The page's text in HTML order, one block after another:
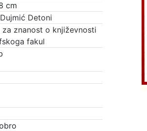
cm
Detoni
za znanost o književnosti
fakul